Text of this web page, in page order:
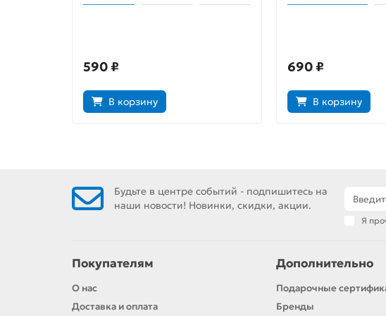
590 ₽
В корзину
690 ₽
В корзину
Будьте в центре событий - подпишитесь на
наши новости! Новинки, скидки, акции.
Я
Покупателям
О нас
Доставка и оплата
Дополнительно
Подарочные
Бренды